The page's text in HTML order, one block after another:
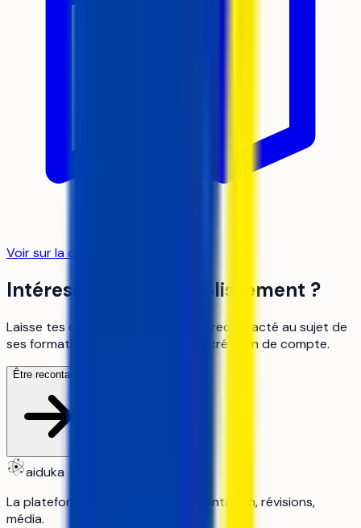
Voir sur la carte
Intéressé par cet établissement ?
Laisse tes coordonnées pour être recontacté au sujet de
ses formations, c'est gratuit, sans création de compte.
Être recontacté
aiduka
La plateforme n°1 des lycéens : orientation, révisions,
média.